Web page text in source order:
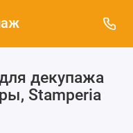
декупажа
Stamperia